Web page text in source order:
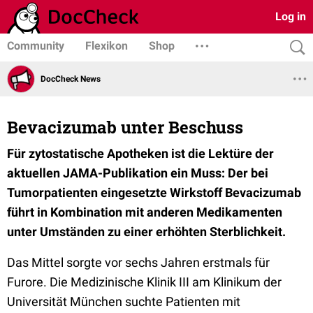
Log in
Community Flexikon Shop
DocCheck News
Bevacizumab unter Beschuss
Für zytostatische Apotheken ist die Lektüre der
aktuellen JAMA-Publikation ein Muss: Der bei
Tumorpatienten eingesetzte Wirkstoff Bevacizumab
führt in Kombination mit anderen Medikamenten
unter Umständen zu einer erhöhten Sterblichkeit.
Das Mittel sorgte vor sechs Jahren erstmals für
Furore. Die Medizinische Klinik III am Klinikum der
Universität München suchte Patienten mit